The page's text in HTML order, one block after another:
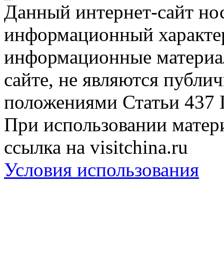
Данный интернет-сайт
информационный
информационные
сайте, не являются
положениями Статьи 437
При использовании
ссылка на visitchina.ru
Условия использования